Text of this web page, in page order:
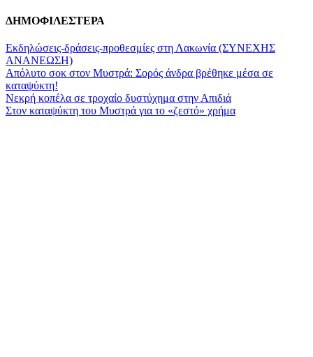
ΔΗΜΟΦΙΛΕΣΤΕΡΑ
Εκδηλώσεις-δράσεις-προθεσμίες στη Λακωνία (ΣΥΝΕΧΗΣ
ΑΝΑΝΕΩΣΗ)
Απόλυτο σοκ στον Μυστρά: Σορός άνδρα βρέθηκε μέσα σε
καταψύκτη!
Νεκρή κοπέλα σε τροχαίο δυστύχημα στην Απιδιά
Στον καταψύκτη του Μυστρά για το «ζεστό» χρήμα